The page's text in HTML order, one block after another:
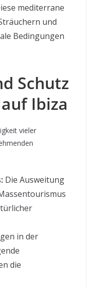
mediterrane
und
Bedingungen
Schutz
Ibiza
vieler
Die Ausweitung
in der
die